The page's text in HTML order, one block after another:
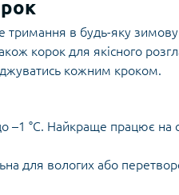
тримання в будь-яку зимову
корок для якісного
кожним кроком.
–1 °C. Найкраще працює
для вологих або